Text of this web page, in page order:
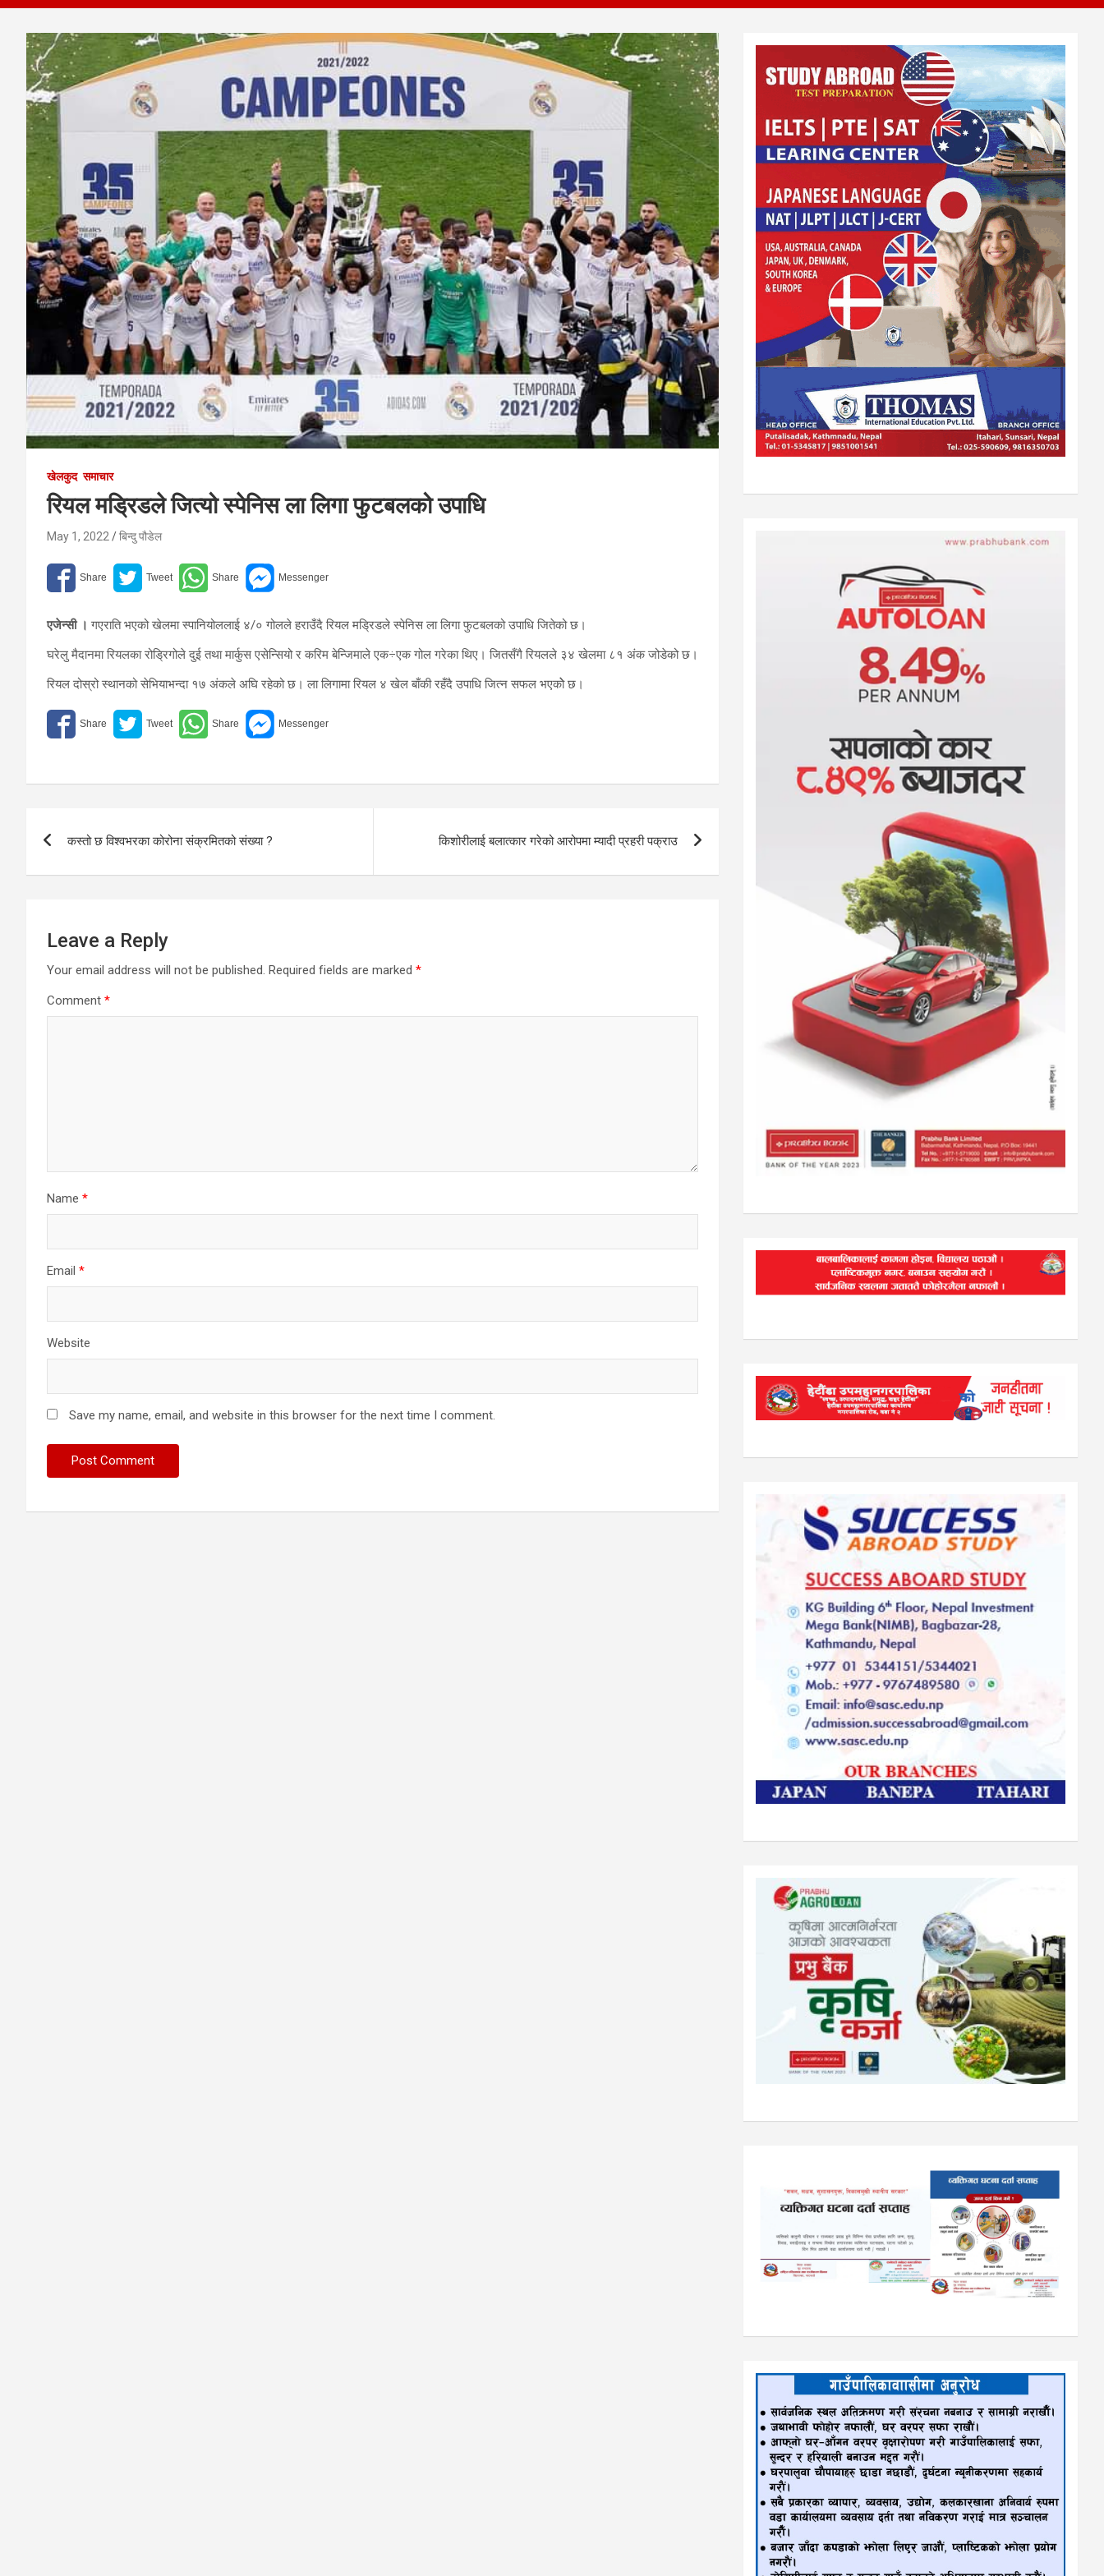
खेलकुद समाचार
रियल मड्रिडले जित्यो स्पेनिस ला लिगा फुटबलको उपाधि
May 1, 2022 बिन्दु पौडेल
एजेन्सी । गएराति भएको खेलमा स्पानियोललाई ४/० गोलले हराउँदै रियल मड्रिडले स्पेनिस ला लिगा फुटबलको उपाधि जितेको छ।
घरेलु मैदानमा रियलका रोड्रिगोले दुई तथा मार्कुस एसेन्सियो र करिम बेन्जिमाले एक÷एक गोल गरेका थिए। जितसँगै रियलले ३४ खेलमा ८१ अंक जोडेको छ।
रियल दोस्रो स्थानको सेभियाभन्दा १७ अंकले अघि रहेको छ। ला लिगामा रियल ४ खेल बाँकी रहँदै उपाधि जित्न सफल भएकोे छ।
कस्तो छ विश्वभरका कोरोना संक्रमितको संख्या ? किशोरीलाई बलात्कार गरेको आरोपमा म्यादी प्रहरी पक्राउ
Leave a Reply
Your email address will not be published. Required fields are marked *
Comment *
Name *
Email *
Website
Save my name, email, and website in this browser for the next time I comment.